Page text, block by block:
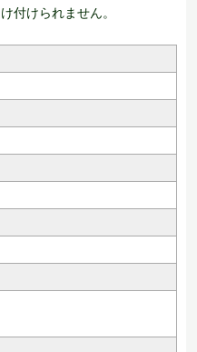
付けられません。